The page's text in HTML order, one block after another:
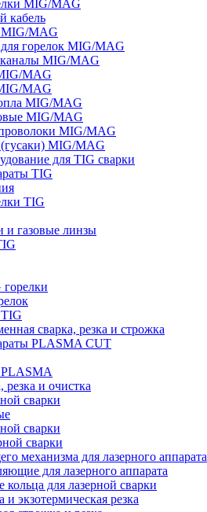
MIG/MAG
кабель
MIG/MAG
горелок MIG/MAG
MIG/MAG
MAG
MAG
MIG/MAG
MIG/MAG
MIG/MAG
MIG/MAG
для TIG сварки
TIG
TIG
и газовые линзы
сварка, резка и строжка
PLASMA CUT
PLASMA
резка и очистка
сварки
сварки
сварки
механизма для лазерного аппарата
для лазерного аппарата
для лазерной сварки
и экзотермическая резка